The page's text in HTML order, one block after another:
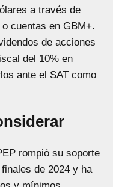
a través de
cuentas en GBM+.
de acciones
del 10% en
ante el SAT como
rompió su soporte
de 2024 y ha